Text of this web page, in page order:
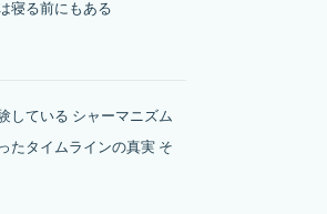
寝る前にもある
している シャーマニズム
たタイムラインの真実 そ